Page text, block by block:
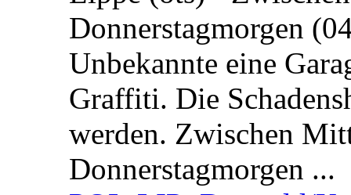
Donnerstagmorgen
Unbekannte eine
Graffiti. Die
werden. Zwischen
Donnerstagmorgen ...